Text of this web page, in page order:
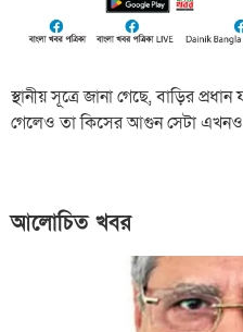
স্থানীয় সূত্রে জানা গেছে, বাড়ির
গেলেও তা কিসের আগুন সেটা এখনও
আলোচিত খবর